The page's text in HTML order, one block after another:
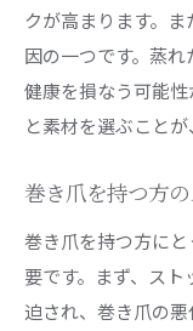
巻き爪に
ストレス
巻き爪の
準
ストッキ
巻き爪
クが高まります。
因の一つです。蒸
健康を損なう可能
と素材を選ぶこと
巻き爪を持つ方
巻き爪を持つ方に
要です。まず、ス
迫され、巻き爪の